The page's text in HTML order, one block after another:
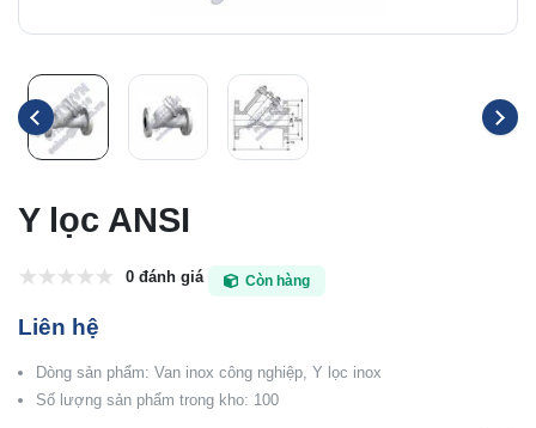
Y lọc ANSI
0 đánh giá Còn hàng
Liên hệ
Dòng sản phẩm: Van inox công nghiệp, Y lọc inox
Số lượng sản phẩm trong kho: 100